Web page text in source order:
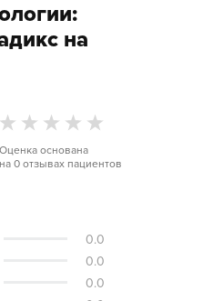
на
Оценка основана
на 0 отзывах пациентов
0.0
0.0
0.0